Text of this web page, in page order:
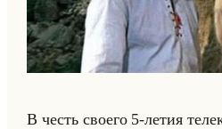
В честь сво­его 5-летия